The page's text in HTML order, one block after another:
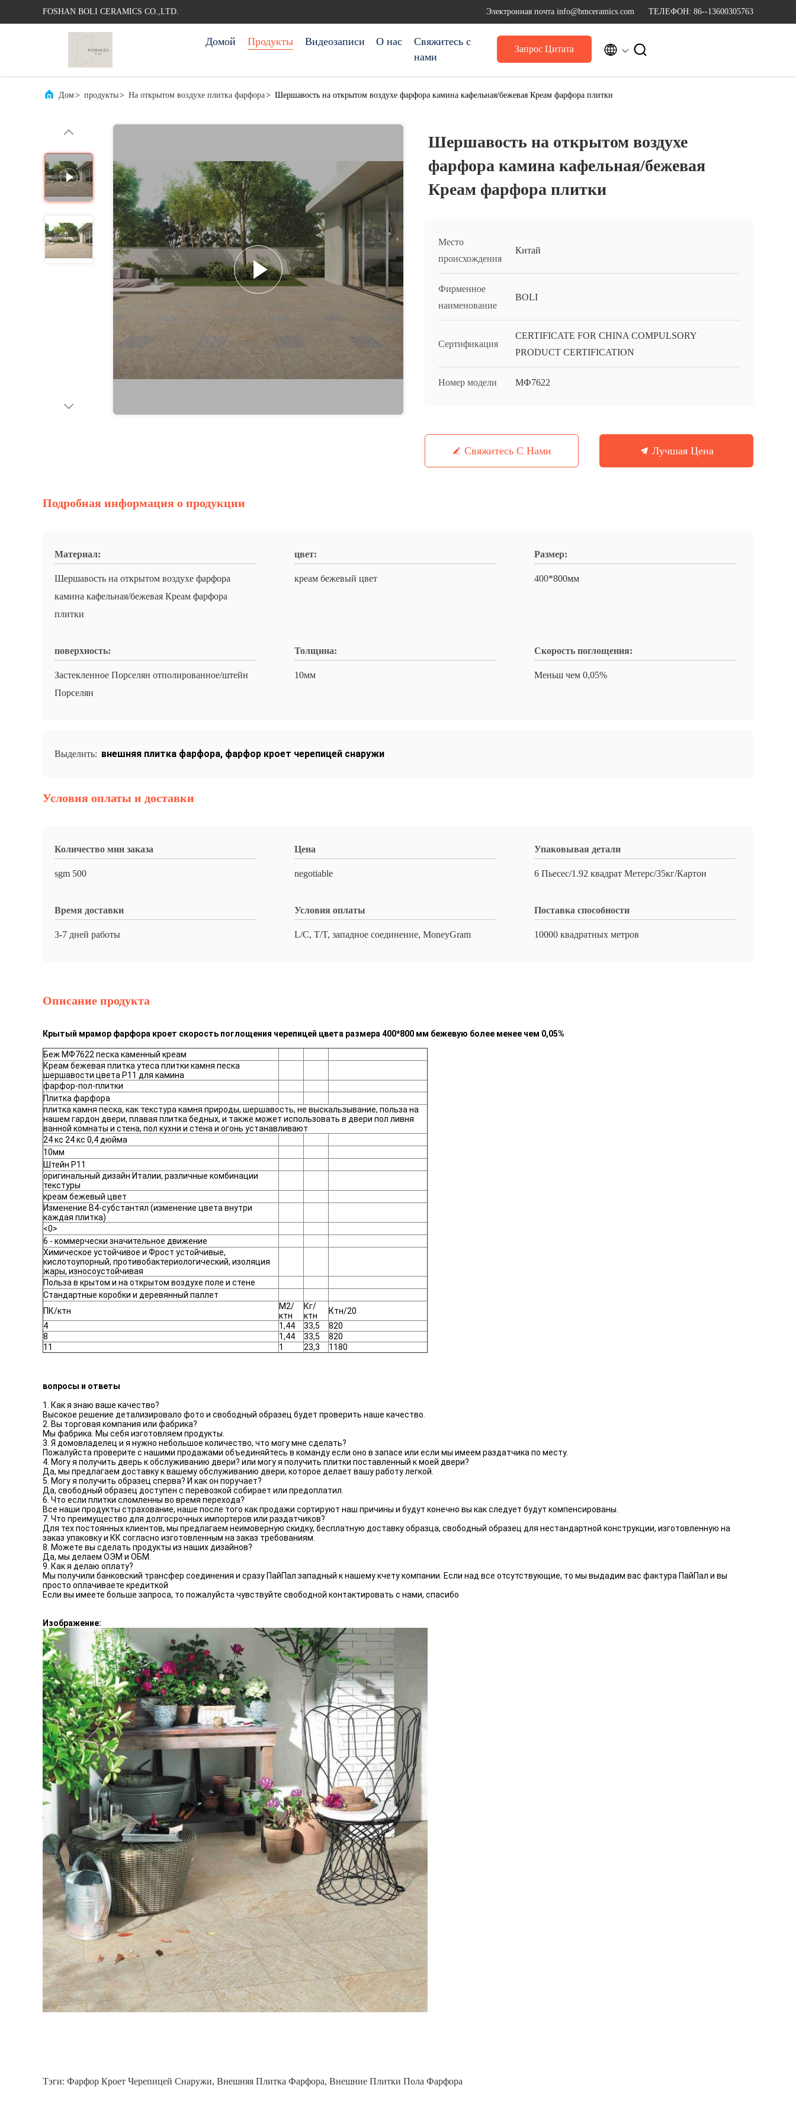
FOSHAN BOLI CERAMICS CO.,LTD. Электронная почта info@bmceramics.com ТЕЛЕФОН: 86--13600305763
Домой Продукты Видеозаписи О нас
Свяжитесь с
нами
Запрос Цитата  
Дом> продукты> На открытом воздухе плитка фарфора> Шершавость на открытом воздухе фарфора камина кафельная/бежевая Креам фарфора плитки
Шершавость на открытом воздухе
фарфора камина кафельная/бежевая
Креам фарфора плитки
Место
происхождения
Китай
Фирменное
наименование
BOLI
Сертификация
CERTIFICATE FOR CHINA COMPULSORY
PRODUCT CERTIFICATION
Номер модели МФ7622
Свяжитесь С Нами Лучшая Цена
Подробная информация о продукции
Материал:
Шершавость на открытом воздухе фарфора
камина кафельная/бежевая Креам фарфора
плитки
цвет:
креам бежевый цвет
Размер:
400*800мм
поверхность:
Застекленное Порселян отполированное/штейн
Порселян
Толщина:
10мм
Скорость поглощения:
Меньш чем 0,05%
Выделить: внешняя плитка фарфора, фарфор кроет черепицей снаружи
Условия оплаты и доставки
Количество мин заказа
sgm 500
Цена
negotiable
Упаковывая детали
6 Пьесес/1.92 квадрат Метерс/35кг/Картон
Время доставки
3-7 дней работы
Условия оплаты
L/C, T/T, западное соединение, MoneyGram
Поставка способности
10000 квадратных метров
Описание продукта
Крытый мрамор фарфора кроет скорость поглощения черепицей цвета размера 400*800 мм бежевую более менее чем 0,05%
Беж МФ7622 песка каменный креам
Креам бежевая плитка утеса плитки камня песка
шершавости цвета Р11 для камина
фарфор-пол-плитки
Плитка фарфора
плитка камня песка, как текстура камня природы, шершавость, не выскальзывание, польза на
нашем гардон двери, плавая плитка бедных, и также может использовать в двери пол ливня
ванной комнаты и стена, пол кухни и стена и огонь устанавливают
24 кс 24 кс 0,4 дюйма
10мм
Штейн Р11
оригинальный дизайн Италии, различные комбинации
текстуры
креам бежевый цвет
Изменение В4-субстантял (изменение цвета внутри
каждая плитка)
<0>
6 - коммерчески значительное движение
Химическое устойчивое и Фрост устойчивые,
кислотоупорный, противобактериологический, изоляция
жары, износоустойчивая
Польза в крытом и на открытом воздухе поле и стене
Стандартные коробки и деревянный паллет
ПК/ктн
М2/
ктн
Кг/
ктн
Ктн/20
4
1,44 33,5
820
8
1,44 33,5
820
11
1 23,3 1180
вопросы и ответы
1. Как я знаю ваше качество?
Высокое решение детализировало фото и свободный образец будет проверить наше качество.
2. Вы торговая компания или фабрика?
Мы фабрика. Мы себя изготовляем продукты.
3. Я домовладелец и я нужно небольшое количество, что могу мне сделать?
Пожалуйста проверите с нашими продажами объединяйтесь в команду если оно в запасе или если мы имеем раздатчика по месту.
4. Могу я получить дверь к обслуживанию двери? или могу я получить плитки поставленный к моей двери?
Да, мы предлагаем доставку к вашему обслуживанию двери, которое делает вашу работу легкой.
5. Могу я получить образец сперва? И как он поручает?
Да, свободный образец доступен с перевозкой собирает или предоплатил.
6. Что если плитки сломленны во время перехода?
Все наши продукты страхование, наше после того как продажи сортируют наш причины и будут конечно вы как следует будут компенсированы.
7. Что преимущество для долгосрочных импортеров или раздатчиков?
Для тех постоянных клиентов, мы предлагаем неимоверную скидку, бесплатную доставку образца, свободный образец для нестандартной конструкции, изготовленную на
заказ упаковку и КК согласно изготовленным на заказ требованиям.
8. Можете вы сделать продукты из наших дизайнов?
Да, мы делаем ОЭМ и ОБМ.
9. Как я делаю оплату?
Мы получили банковский трансфер соединения и сразу ПайПал западный к нашему кчету компании. Если над все отсутствующие, то мы выдадим вас фактура ПайПал и вы
просто оплачиваете кредиткой
Если вы имеете больше запроса, то пожалуйста чувствуйте свободной контактировать с нами, спасибо
Изображение:
Тэги: Фарфор Кроет Черепицей Снаружи, Внешняя Плитка Фарфора, Внешние Плитки Пола Фарфора